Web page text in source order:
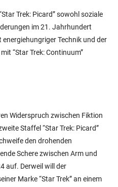
Trek: Picard” sowohl soziale
im 21. Jahrhundert
Technik und der
“Star Trek: Continuum”
Widerspruch zwischen Fiktion
Staffel “Star Trek: Picard”
den drohenden
Schere zwischen Arm und
auf. Derweil will der
Marke “Star Trek” an einem